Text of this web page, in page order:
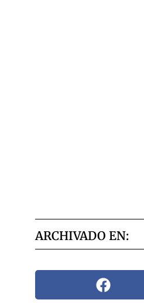
ARCHIVADO EN: